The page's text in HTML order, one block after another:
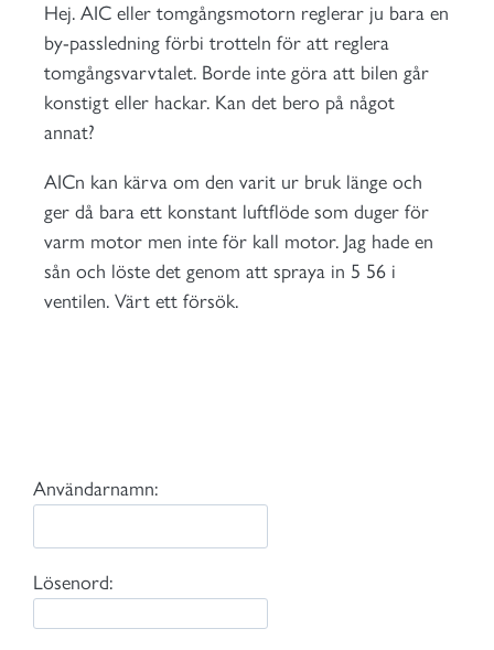
Hej. AIC eller tomgångsmotorn reglerar ju bara en
by-passledning förbi trotteln för att reglera
tomgångsvarvtalet. Borde inte göra att bilen går
konstigt eller hackar. Kan det bero på något
annat?
AICn kan kärva om den varit ur bruk länge och
ger då bara ett konstant luftflöde som duger för
varm motor men inte för kall motor. Jag hade en
sån och löste det genom att spraya in 5 56 i
ventilen. Värt ett försök.
Användarnamn:
Lösenord: